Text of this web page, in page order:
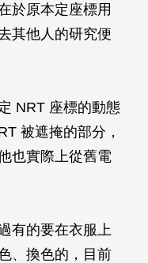
於原本定座標用
其他人的研究便
NRT 座標的動態
被遮掩的部分，
也實際上從舊電
有的要在衣服上
、換色的，目前